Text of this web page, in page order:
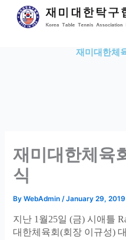
재미대한체
재미대한체육
식
ByWebAdmin/January 29, 2019
지난 1 월25일 (금)시애틀
대한체육회(회장 이규성)